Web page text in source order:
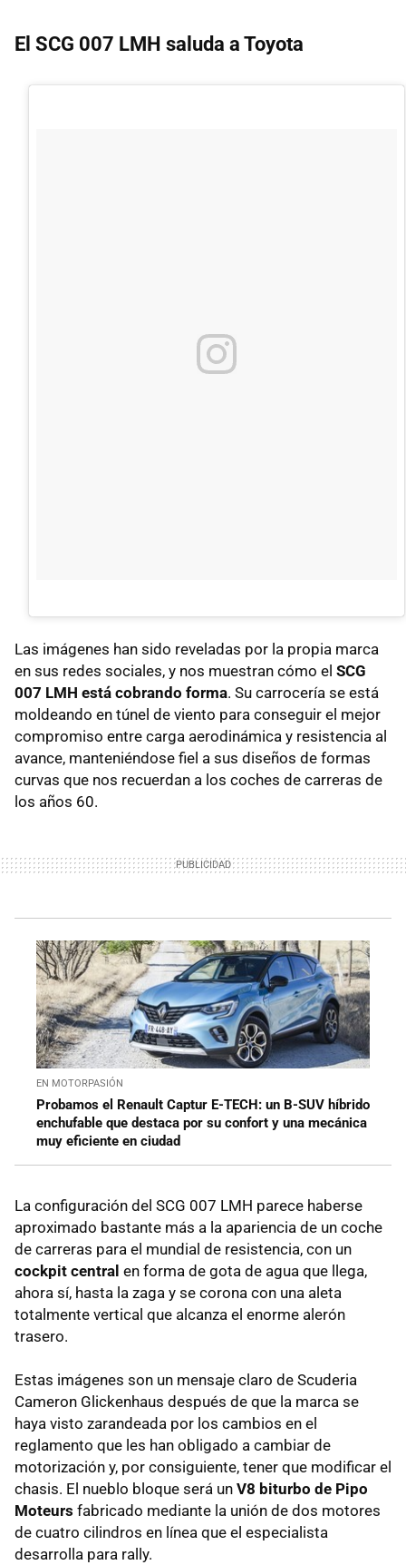
El SCG 007 LMH saluda a Toyota
Las imágenes han sido reveladas por la propia marca
en sus redes sociales, y nos muestran cómo el SCG
007 LMH está cobrando forma. Su carrocería se está
moldeando en túnel de viento para conseguir el mejor
compromiso entre carga aerodinámica y resistencia al
avance, manteniéndose fiel a sus diseños de formas
curvas que nos recuerdan a los coches de carreras de
los años 60.
EN MOTORPASIÓN
Probamos el Renault Captur E-TECH: un B-SUV híbrido
enchufable que destaca por su confort y una mecánica
muy eficiente en ciudad
La configuración del SCG 007 LMH parece haberse
aproximado bastante más a la apariencia de un coche
de carreras para el mundial de resistencia, con un
cockpit central en forma de gota de agua que llega,
ahora sí, hasta la zaga y se corona con una aleta
totalmente vertical que alcanza el enorme alerón
trasero.
Estas imágenes son un mensaje claro de Scuderia
Cameron Glickenhaus después de que la marca se
haya visto zarandeada por los cambios en el
reglamento que les han obligado a cambiar de
motorización y, por consiguiente, tener que modificar el
chasis. El nueblo bloque será un V8 biturbo de Pipo
Moteurs fabricado mediante la unión de dos motores
de cuatro cilindros en línea que el especialista
desarrolla para rally.